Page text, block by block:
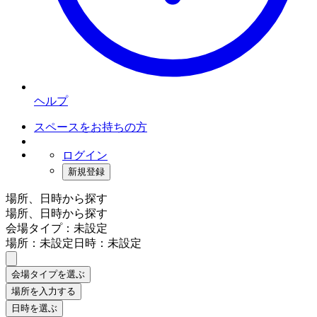
ヘルプ
スペースをお持ちの方
ログイン
新規登録
場所、日時から探す
場所、日時から探す
会場タイプ：未設定
場所：未設定日時：未設定
会場タイプを選ぶ
場所を入力する
日時を選ぶ